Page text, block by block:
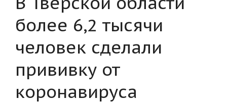
более 6,2 тысячи
человек сделали
прививку от
коронавируса